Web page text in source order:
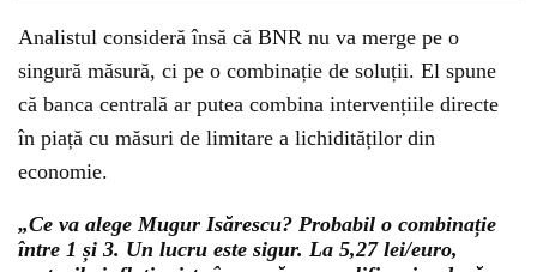
Analistul consideră însă că BNR nu va merge pe o
singură măsură, ci pe o combinație de soluții. El spune
că banca centrală ar putea combina intervențiile directe
în piață cu măsuri de limitare a lichidităților din
economie.
„Ce va alege Mugur Isărescu? Probabil o combinație
între 1 și 3. Un lucru este sigur. La 5,27 lei/euro,